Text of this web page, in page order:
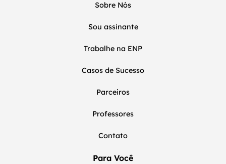
Sobre Nós
Sou assinante
Trabalhe na ENP
Casos de Sucesso
Parceiros
Professores
Contato
Para Você